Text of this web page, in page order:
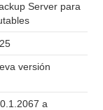
Server para
versión
a